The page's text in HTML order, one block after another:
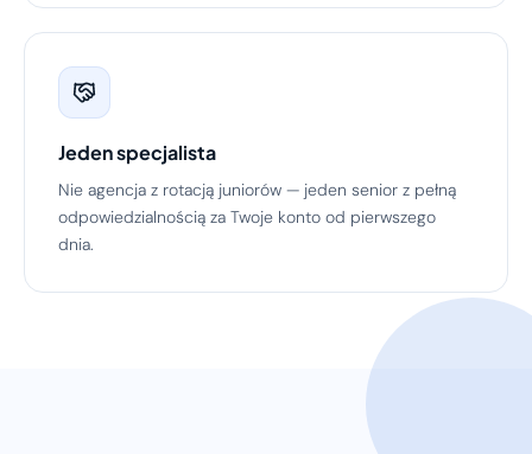
Jeden specjalista
Nie agencja z rotacją juniorów — jeden senior z pełną
odpowiedzialnością za Twoje konto od pierwszego
dnia.